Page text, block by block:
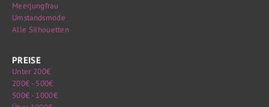
Meerjungfrau
Umstandsmode
Alle Silhouetten
PREISE
Unter 200€
200€ - 500€
500€ - 1000€